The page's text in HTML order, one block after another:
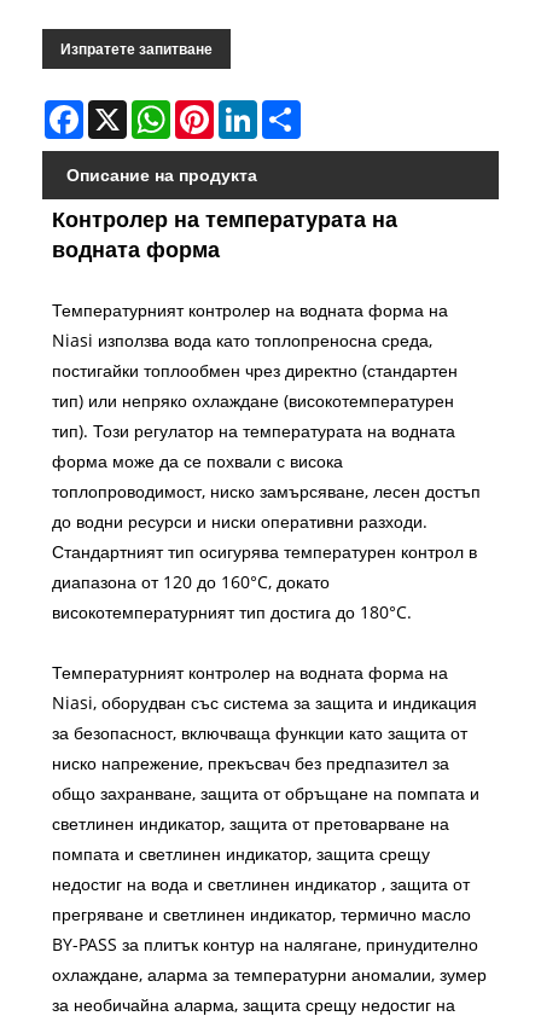
Изпратете запитване
Facebook
X WhatsAppPinterestLinkedIn
Описание на продукта
Контролер на температурата на
водната форма
Температурният контролер на водната форма на
Niasi използва вода като топлопреносна среда,
постигайки топлообмен чрез директно (стандартен
тип) или непряко охлаждане (високотемпературен
тип). Този регулатор на температурата на водната
форма може да се похвали с висока
топлопроводимост, ниско замърсяване, лесен достъп
до водни ресурси и ниски оперативни разходи.
Стандартният тип осигурява температурен контрол в
диапазона от 120 до 160°C, докато
високотемпературният тип достига до 180°C.
Температурният контролер на водната форма на
Niasi, оборудван със система за защита и индикация
за безопасност, включваща функции като защита от
ниско напрежение, прекъсвач без предпазител за
общо захранване, защита от обръщане на помпата и
светлинен индикатор, защита от претоварване на
помпата и светлинен индикатор, защита срещу
недостиг на вода и светлинен индикатор , защита от
прегряване и светлинен индикатор, термично масло
BY-PASS за плитък контур на налягане, принудително
охлаждане, аларма за температурни аномалии, зумер
за необичайна аларма, защита срещу недостиг на